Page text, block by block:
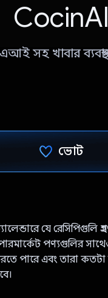
CocinAI
এআই সহ খাবার
ভোট
যে রেসিপিগুলি
পণ্যগুলির
পারে এবং তারা